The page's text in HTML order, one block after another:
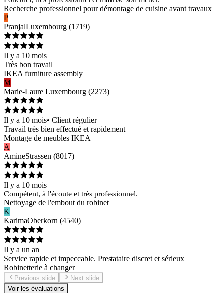
Recherche professionnel pour démontage de cuisine avant travaux
P
PranjalLuxembourg (1719)
Il y a 10 mois
Très bon travail
IKEA furniture assembly
M
Marie-Laure Luxembourg (2273)
Il y a 10 mois• Client régulier
Travail très bien effectué et rapidement
Montage de meubles IKEA
A
AmineStrassen (8017)
Il y a 10 mois
Compétent, à l'écoute et très professionnel.
Nettoyage de l'embout du robinet
K
KarimaOberkorn (4540)
Il y a un an
Service rapide et impeccable. Prestataire discret et sérieux
Robinetterie à changer
Previous slide
Next slide
Voir les évaluations